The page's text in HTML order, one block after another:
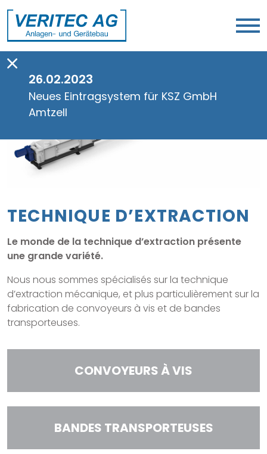
26.02.2023
Neues Eintragsystem für KSZ GmbH
Amtzell
TECHNIQUE D’EXTRACTION
Le monde de la technique d’extraction présente
une grande variété.
Nous nous sommes spécialisés sur la technique
d’extraction mécanique, et plus particulièrement sur la
fabrication de convoyeurs à vis et de bandes
transporteuses.
CONVOYEURS À VIS
BANDES TRANSPORTEUSES